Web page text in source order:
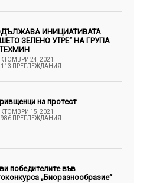
ИНИЦИАТИВАТА
ЗЕЛЕНО УТРЕ“ НА ГРУПА
24, 2021
113 ПРЕГЛЕЖДАНИЯ
на протест
15, 2021
986 ПРЕГЛЕЖДАНИЯ
победителите във
„Биоразнообразие“